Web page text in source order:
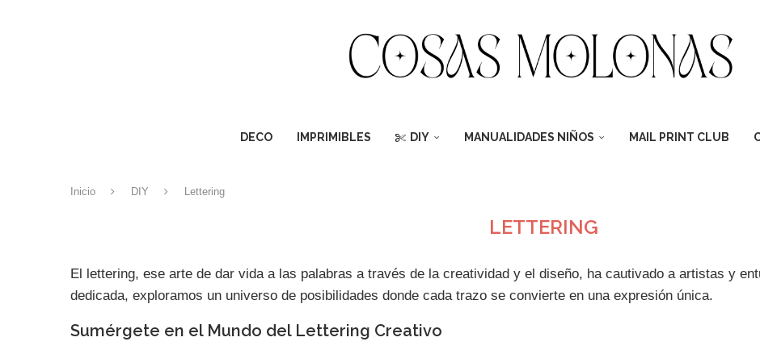
DECO IMPRIMIBLES DIY MANUALIDADES NIÑOS MAIL PRINT CLUB
Inicio DIY Lettering
LETTERING
El lettering, ese arte de dar vida a las palabras a través de la creatividad y el diseño, ha cautivado a artistas y
dedicada, exploramos un universo de posibilidades donde cada trazo se convierte en una expresión única.
Sumérgete en el Mundo del Lettering Creativo